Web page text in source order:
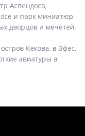
Аспендоса,
и парк миниатюр
дворцов и мечетей.
Кекова, в Эфес,
авиатуры в